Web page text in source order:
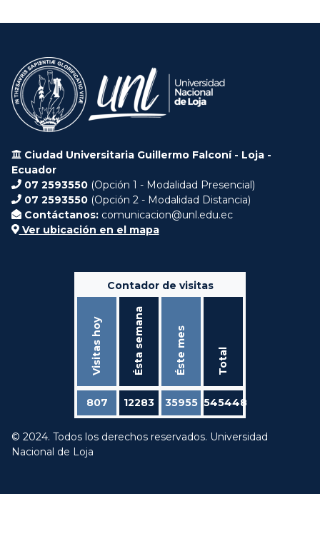
Ciudad Universitaria Guillermo Falconí - Loja -
Ecuador
07 2593550 (Opción 1 - Modalidad Presencial)
07 2593550 (Opción 2 - Modalidad Distancia)
Contáctanos: comunicacion@unl.edu.ec
Ver ubicación en el mapa
Contador de visitas
Visitas hoy Ésta semana Éste mes Total
807 12283 35955 545448
© 2024. Todos los derechos reservados. Universidad
Nacional de Loja